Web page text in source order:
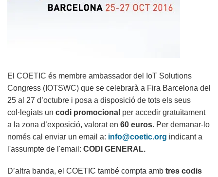
El COETIC és membre ambassador del IoT Solutions
Congress (IOTSWC) que se celebrarà a Fira Barcelona del
25 al 27 d’octubre i posa a disposició de tots els seus
col·legiats un codi promocional per accedir gratuïtament
a la zona d’exposició, valorat en 60 euros. Per demanar-lo
només cal enviar un email a: info@coetic.org indicant a
l'assumpte de l'email: CODI GENERAL.
D’altra banda, el COETIC també compta amb tres codis